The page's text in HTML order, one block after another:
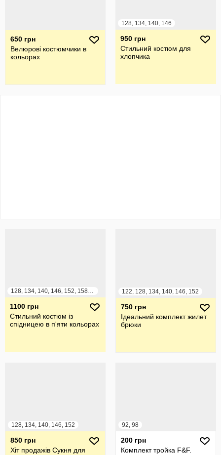
650 грн
Велюрові костюмчики в
кольорах
128, 134, 140, 146
950 грн
Стильний костюм для
хлопчика
128, 134, 140, 146, 152, 158, 164
1100 грн
Стильний костюм із
спідницею в п'яти кольорах
122, 128, 134, 140, 146, 152
750 грн
Ідеальний комплект жилет
брюки
128, 134, 140, 146, 152
850 грн
Хіт продажів Сукня для
92, 98
200 грн
Комплект тройка F&F.